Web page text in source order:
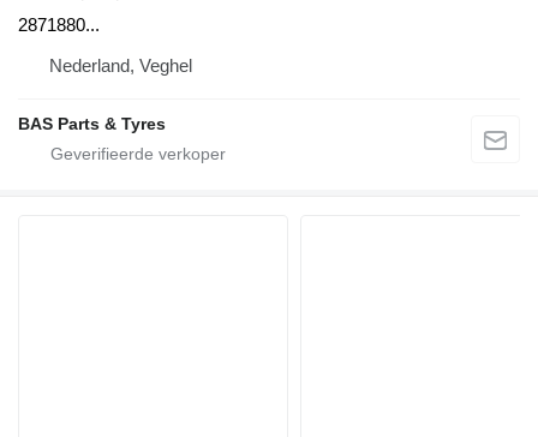
2871880...
Nederland, Veghel
BAS Parts & Tyres